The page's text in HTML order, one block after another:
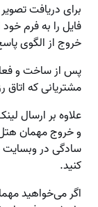
برای دریافت
فایل را به فرم
خروج از الگوی
پس از ساخت و
مشتریانی که اتاق
علاوه بر ارسال
و خروج مهمان
سادگی در وبسایت
کنید.
اگر می‌خواهید